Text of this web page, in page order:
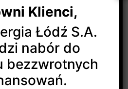
na Księżym
Klienci,
Łódź S.A.
nabór do
bezzwrotnych